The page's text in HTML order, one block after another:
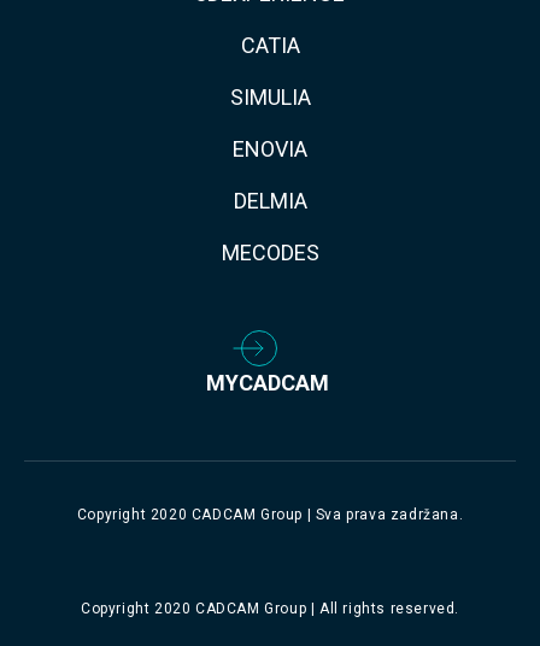
CATIA
SIMULIA
ENOVIA
DELMIA
MECODES
MYCADCAM
Copyright 2020 CADCAM Group | Sva prava zadržana.
Copyright 2020 CADCAM Group | All rights reserved.